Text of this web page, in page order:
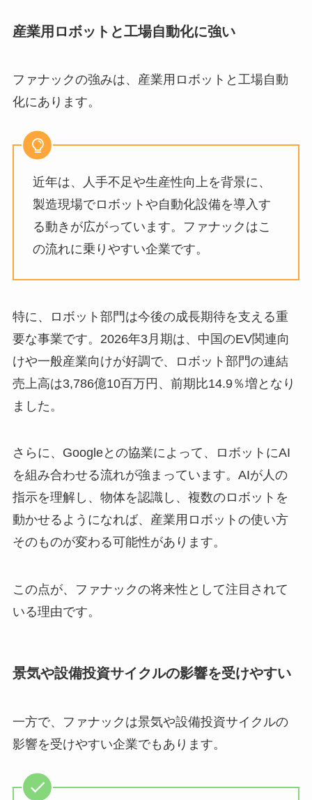
産業用ロボットと工場自動化に強い
ファナックの強みは、産業用ロボットと工場自動
化にあります。
近年は、人手不足や生産性向上を背景に、
製造現場でロボットや自動化設備を導入す
る動きが広がっています。ファナックはこ
の流れに乗りやすい企業です。
特に、ロボット部門は今後の成長期待を支える重
要な事業です。2026年3月期は、中国のEV関連向
けや一般産業向けが好調で、ロボット部門の連結
売上高は3,786億10百万円、前期比14.9％増となり
ました。
さらに、Googleとの協業によって、ロボットにAI
を組み合わせる流れが強まっています。AIが人の
指示を理解し、物体を認識し、複数のロボットを
動かせるようになれば、産業用ロボットの使い方
そのものが変わる可能性があります。
この点が、ファナックの将来性として注目されて
いる理由です。
景気や設備投資サイクルの影響を受けやすい
一方で、ファナックは景気や設備投資サイクルの
影響を受けやすい企業でもあります。